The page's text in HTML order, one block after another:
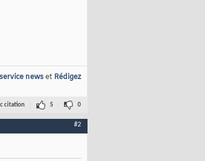
newset Rédigez
citation 5 0
#2